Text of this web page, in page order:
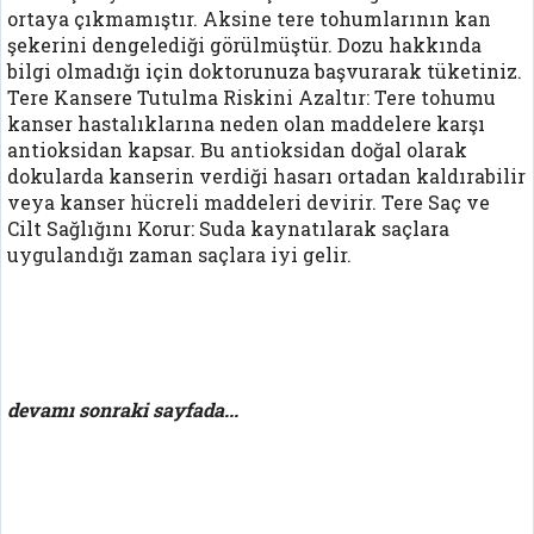
ortaya çıkmamıştır. Aksine tere tohumlarının kan
şekerini dengelediği görülmüştür. Dozu hakkında
bilgi olmadığı için doktorunuza başvurarak tüketiniz.
Tere Kansere Tutulma Riskini Azaltır: Tere tohumu
kanser hastalıklarına neden olan maddelere karşı
antioksidan kapsar. Bu antioksidan doğal olarak
dokularda kanserin verdiği hasarı ortadan kaldırabilir
veya kanser hücreli maddeleri devirir. Tere Saç ve
Cilt Sağlığını Korur: Suda kaynatılarak saçlara
uygulandığı zaman saçlara iyi gelir.
devamı sonraki sayfada...